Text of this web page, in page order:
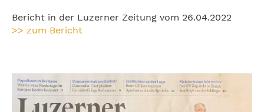
Bericht in der Luzerner Zeitung vom 26.04.2022
>> zum Bericht